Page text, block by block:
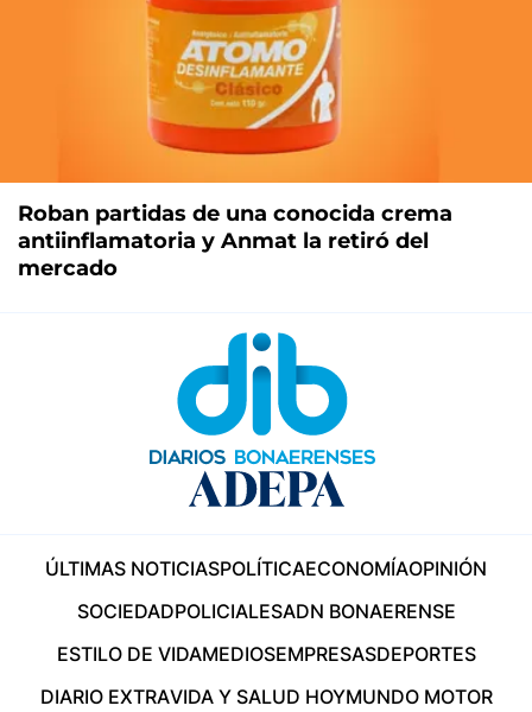
Roban partidas de una conocida crema
antiinflamatoria y Anmat la retiró del
mercado
ÚLTIMAS NOTICIASPOLÍTICAECONOMÍAOPINIÓN
SOCIEDADPOLICIALESADN BONAERENSE
ESTILO DE VIDAMEDIOSEMPRESASDEPORTES
DIARIO EXTRAVIDA Y SALUD HOYMUNDO MOTOR